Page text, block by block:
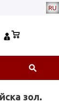
RU
зол.